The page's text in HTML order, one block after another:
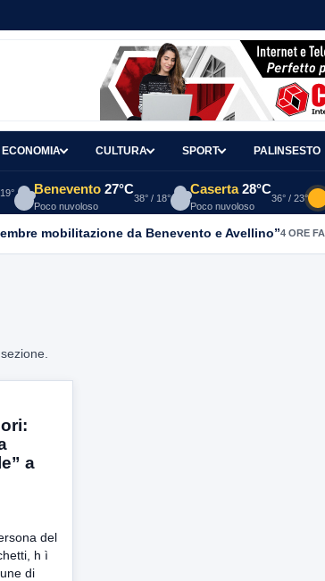
ECONOMIA CULTURA SPORT PALINSESTO
Benevento 27°C
Poco nuvoloso
38° / 18°
Caserta 28°C
Poco nuvoloso
36° / 23°
mobilitazione da Benevento e Avellino”4 ORE FA
a
del
h ì
di